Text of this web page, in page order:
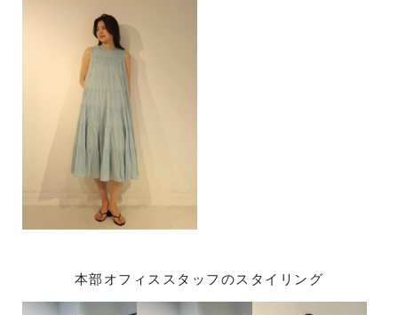
本部オフィススタッフのスタイリング